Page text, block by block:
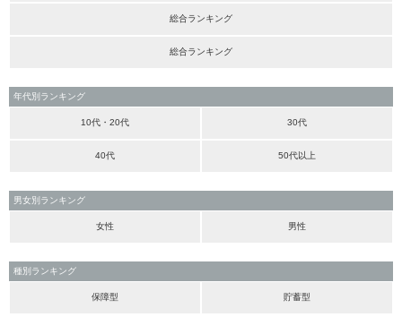
総合ランキング
総合ランキング
年代別ランキング
10代・20代 30代
40代 50代以上
男女別ランキング
女性 男性
種別ランキング
保障型 貯蓄型